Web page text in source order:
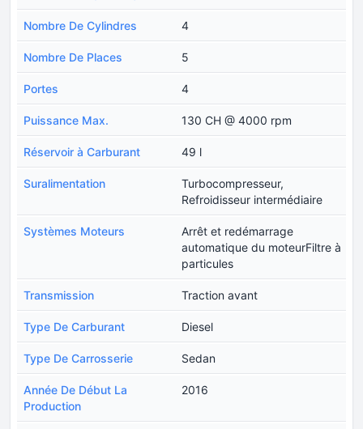
Nombre De Cylindres 4
Nombre De Places 5
Portes 4
Puissance Max. 130 CH @ 4000 rpm
Réservoir à Carburant 49 l
Suralimentation
Turbocompresseur,
Refroidisseur intermédiaire
Systèmes Moteurs
Arrêt et redémarrage
automatique du moteurFiltre à
particules
Transmission Traction avant
Type De Carburant Diesel
Type De Carrosserie Sedan
Année De Début La
Production
2016